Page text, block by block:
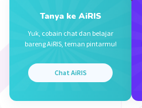
Tanya ke AiRIS
Yuk, cobain chat dan belajar
bareng AiRIS, teman pintarmu!
Chat AiRIS